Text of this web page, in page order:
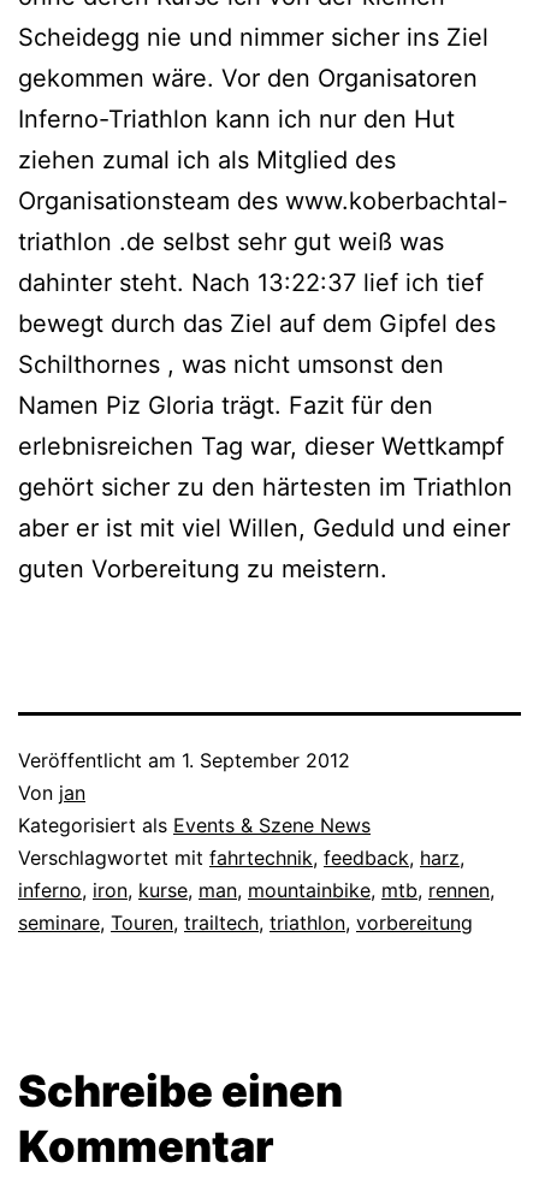
Scheidegg nie und nimmer sicher ins Ziel
gekommen wäre. Vor den Organisatoren
Inferno-Triathlon kann ich nur den Hut
ziehen zumal ich als Mitglied des
Organisationsteam des www.koberbachtal-
triathlon .de selbst sehr gut weiß was
dahinter steht. Nach 13:22:37 lief ich tief
bewegt durch das Ziel auf dem Gipfel des
Schilthornes , was nicht umsonst den
Namen Piz Gloria trägt. Fazit für den
erlebnisreichen Tag war, dieser Wettkampf
gehört sicher zu den härtesten im Triathlon
aber er ist mit viel Willen, Geduld und einer
guten Vorbereitung zu meistern.
Veröffentlicht am 1. September 2012
Von jan
Kategorisiert als Events & Szene News
Verschlagwortet mit fahrtechnik, feedback, harz,
inferno, iron, kurse, man, mountainbike, mtb, rennen,
seminare, Touren, trailtech, triathlon, vorbereitung
Schreibe einen
Kommentar